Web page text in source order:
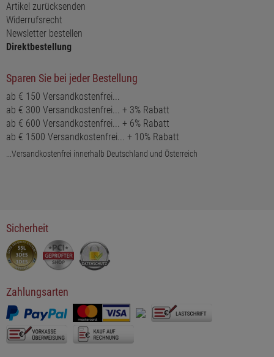
Artikel zurücksenden
Widerrufsrecht
Newsletter bestellen
Direktbestellung
Sparen Sie bei jeder Bestellung
ab € 150 Versandkostenfrei...
ab € 300 Versandkostenfrei... + 3% Rabatt
ab € 600 Versandkostenfrei... + 6% Rabatt
ab € 1500 Versandkostenfrei... + 10% Rabatt
...Versandkostenfrei innerhalb Deutschland und Österreich
Sicherheit
Zahlungsarten